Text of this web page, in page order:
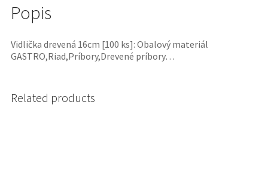
Popis
Vidlička drevená 16cm [100 ks]: Obalový materiál
GASTRO,Riad,Príbory,Drevené príbory…
Related products